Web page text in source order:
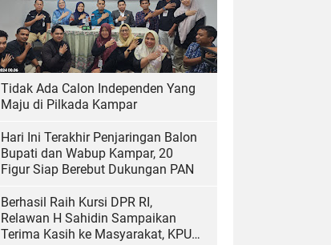
Tidak Ada Calon Independen Yang
Maju di Pilkada Kampar
Hari Ini Terakhir Penjaringan Balon
Bupati dan Wabup Kampar, 20
Figur Siap Berebut Dukungan PAN
Berhasil Raih Kursi DPR RI,
Relawan H Sahidin Sampaikan
Terima Kasih ke Masyarakat, KPU